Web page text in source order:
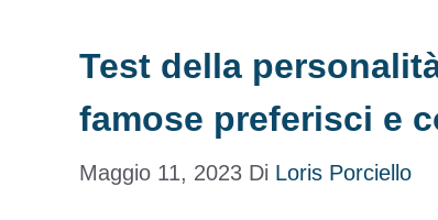
Test della
famose preferisci e
Maggio 11, 2023 Di Loris Porciello